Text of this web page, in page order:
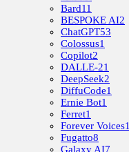
Bard11
BESPOKE AI2
ChatGPT53
Colossus1
Copilot2
DALLE-21
DeepSeek2
DiffuCode1
Ernie Bot1
Ferret1
Forever Voices1
Fugatto8
Galaxy AI7